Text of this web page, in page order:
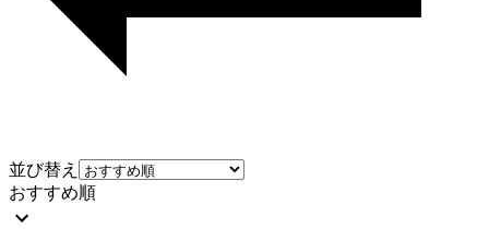
並び替え
おすすめ順